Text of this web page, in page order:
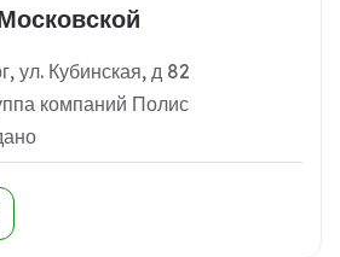
ул. Кубинская, д 82
компаний Полис